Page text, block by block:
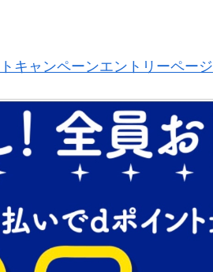
キャンペーンエントリーページ